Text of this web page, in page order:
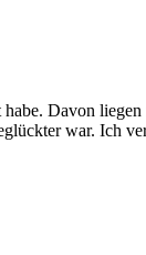
Davon
war. Ich